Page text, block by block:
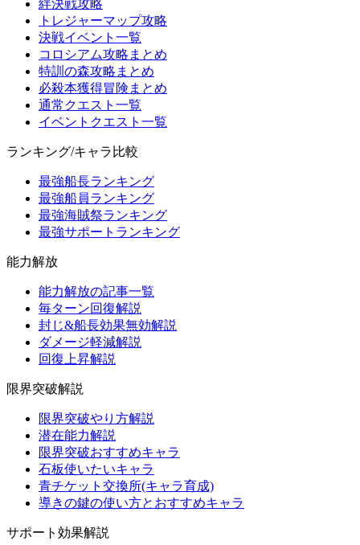
絆決戦攻略
トレジャーマップ攻略
決戦イベント一覧
コロシアム攻略まとめ
特訓の森攻略まとめ
必殺本獲得冒険まとめ
通常クエスト一覧
イベントクエスト一覧
ランキング/キャラ比較
最強船長ランキング
最強船員ランキング
最強海賊祭ランキング
最強サポートランキング
能力解放
能力解放の記事一覧
毎ターン回復解説
封じ&船長効果無効解説
ダメージ軽減解説
回復上昇解説
限界突破解説
限界突破やり方解説
潜在能力解説
限界突破おすすめキャラ
石板使いたいキャラ
青チケット交換所(キャラ育成)
導きの鍵の使い方とおすすめキャラ
サポート効果解説